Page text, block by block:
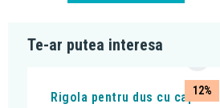
Te-ar putea interesa
12%
Rigola pentru dus cu capac